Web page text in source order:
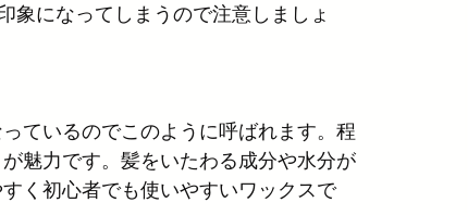
象になってしまうので注意しましょ
ているのでこのように呼ばれます。程
魅力です。髪をいたわる成分や水分が
く初心者でも使いやすいワックスで